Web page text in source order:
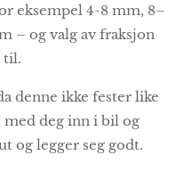
eksempel 4-8 mm, 8–
– og valg av fraksjon
til.
denne ikke fester like
med deg inn i bil og
og legger seg godt.